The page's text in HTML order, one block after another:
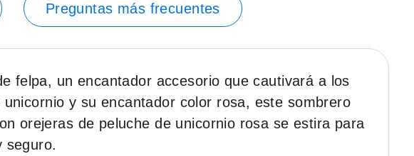
Preguntas más frecuentes
felpa, un encantador accesorio que cautivará a los
y su encantador color rosa, este sombrero
orejeras de peluche de unicornio rosa se estira para
seguro.